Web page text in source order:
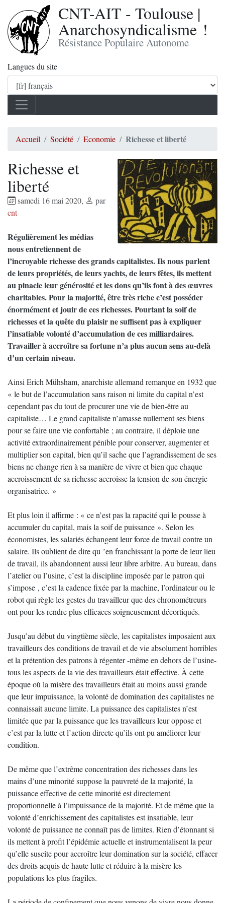
CNT-AIT - Toulouse |
Anarchosyndicalisme !
Résistance Populaire Autonome
Langues du site
Accueil Société Economie Richesse et liberté
Richesse et
liberté
samedi 16 mai 2020,
par
cnt
Régulièrement les médias
nous entretiennent de
l’incroyable richesse des grands capitalistes. Ils nous parlent
de leurs propriétés, de leurs yachts, de leurs fêtes, ils mettent
au pinacle leur générosité et les dons qu’ils font à des œuvres
charitables. Pour la majorité, être très riche c’est posséder
énormément et jouir de ces richesses. Pourtant la soif de
richesses et la quête du plaisir ne suffisent pas à expliquer
l’insatiable volonté d’accumulation de ces milliardaires.
Travailler à accroître sa fortune n’a plus aucun sens au-delà
d’un certain niveau.
Ainsi Erich Mühsham, anarchiste allemand remarque en 1932 que
« le but de l’accumulation sans raison ni limite du capital n’est
cependant pas du tout de procurer une vie de bien-être au
capitaliste… Le grand capitaliste n’amasse nullement ses biens
pour se faire une vie confortable ; au contraire, il déploie une
activité extraordinairement pénible pour conserver, augmenter et
multiplier son capital, bien qu’il sache que l’agrandissement de ses
biens ne change rien à sa manière de vivre et bien que chaque
accroissement de sa richesse accroisse la tension de son énergie
organisatrice. »
Et plus loin il affirme : « ce n’est pas la rapacité qui le pousse à
accumuler du capital, mais la soif de puissance ». Selon les
économistes, les salariés échangent leur force de travail contre un
salaire. Ils oublient de dire qu ’en franchissant la porte de leur lieu
de travail, ils abandonnent aussi leur libre arbitre. Au bureau, dans
l’atelier ou l’usine, c’est la discipline imposée par le patron qui
s’impose , c’est la cadence fixée par la machine, l’ordinateur ou le
robot qui règle les gestes du travailleur que des chronométreurs
ont pour les rendre plus efficaces soigneusement décortiqués.
Jusqu’au début du vingtième siècle, les capitalistes imposaient aux
travailleurs des conditions de travail et de vie absolument horribles
et la prétention des patrons à régenter -même en dehors de l’usine-
tous les aspects de la vie des travailleurs était effective. À cette
époque où la misère des travailleurs était au moins aussi grande
que leur impuissance, la volonté de domination des capitalistes ne
connaissait aucune limite. La puissance des capitalistes n’est
limitée que par la puissance que les travailleurs leur oppose et
c’est par la lutte et l’action directe qu’ils ont pu améliorer leur
condition.
De même que l’extrême concentration des richesses dans les
mains d’une minorité suppose la pauvreté de la majorité, la
puissance effective de cette minorité est directement
proportionnelle à l’impuissance de la majorité. Et de même que la
volonté d’enrichissement des capitalistes est insatiable, leur
volonté de puissance ne connaît pas de limites. Rien d’étonnant si
ils mettent à profit l’épidémie actuelle et instrumentalisent la peur
qu’elle suscite pour accroître leur domination sur la société, effacer
des droits acquis de haute lutte et réduire à la misère les
populations les plus fragiles.